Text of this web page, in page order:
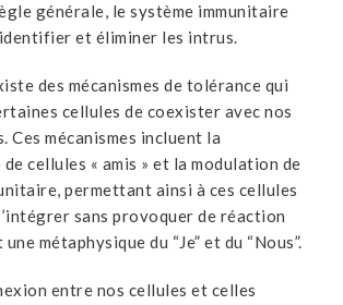
générale, le système immunitaire
et éliminer les intrus.
des mécanismes de tolérance qui
cellules de coexister avec nos
Ces mécanismes incluent la
cellules « amis » et la modulation de
permettant ainsi à ces cellules
sans provoquer de réaction
métaphysique du “Je” et du “Nous”.
entre nos cellules et celles